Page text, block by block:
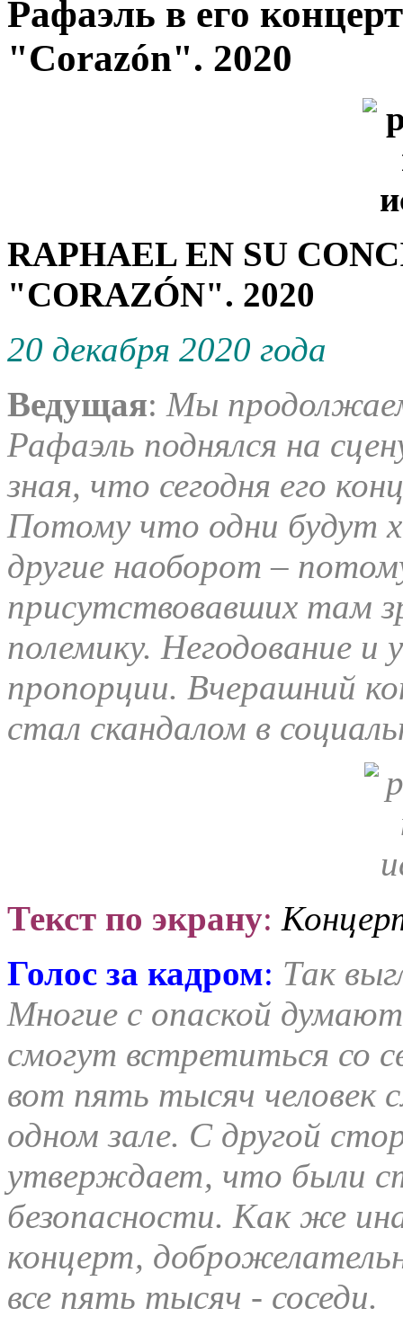
Рафаэль в его
"Corazón". 2020
RAPHAEL EN SU
"CORAZÓN". 2020
20 декабря 2020 года
Ведущая: Мы
Рафаэль поднялся на
зная, что сегодня его
Потому что одни будут
другие наоборот –
присутствовавших там
полемику. Негодование и
пропорции. Вчерашний
стал скандалом в
Текст по экрану:
Голос за кадром: Так
Многие с опаской
смогут встретиться со
вот пять тысяч человек
одном зале. С другой
утверждает, что были
безопасности. Как же
концерт,
все пять тысяч - соседи.